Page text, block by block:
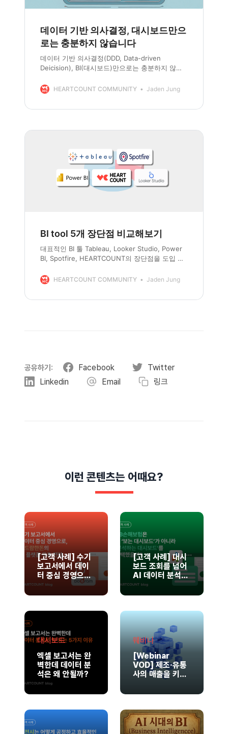
데이터 기반 의사결정, 대시보드만으
로는 충분하지 않습니다
데이터 기반 의사결정(DDD, Data-driven
Deicision), BI(대시보드)만으로는 충분하지 않습
대시보드만으로 부족한 부분을 채워줄 셀프 서비
HEARTCOUNT COMMUNITY Jaden Jung
BI tool 5개 장단점 비교해보기
대표적인 BI 툴 Tableau, Looker Studio, Power
BI, Spotfire, HEARTCOUNT의 장단점을 도입 담
HEARTCOUNT COMMUNITY Jaden Jung
공유하기: Facebook
Twitter
Linkedin
Email 링크
이런 콘텐츠는 어때요?
[고객 사례] 수기
보고서에서 데이
터 중심 경영으로,
도드람한돈의 BI
플랫폼 구축 전략
[고객 사례] 대시
보드 조회를 넘어
AI 데이터 분석까
지, DB 손해보험
의 실무형 BI 구축
대시보드
엑셀 보고서는 완
벽한데 데이터 분
석은 왜 안될까?
웨비나
[Webinar
VOD] 제조·유통
사의 매출을 키우
용법